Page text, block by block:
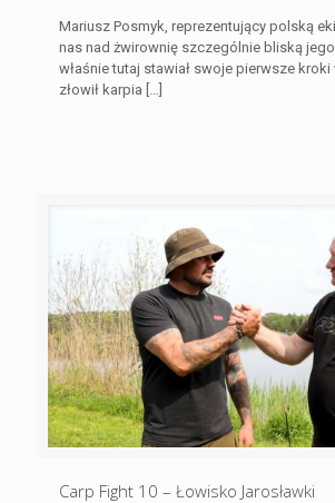
Mariusz Posmyk, reprezentujący polską
nas nad żwirownię szczególnie bliską jego
właśnie tutaj stawiał swoje pierwsze
złowił karpia […]
Carp Fight 10 – Łowisko Jarosławki